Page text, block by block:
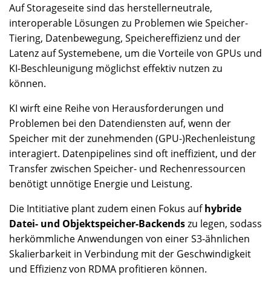
Auf Storageseite sind das herstellerneutrale,
interoperable Lösungen zu Problemen wie Speicher-
Tiering, Datenbewegung, Speichereffizienz und der
Latenz auf Systemebene, um die Vorteile von GPUs und
KI-Beschleunigung möglichst effektiv nutzen zu
können.
KI wirft eine Reihe von Herausforderungen und
Problemen bei den Datendiensten auf, wenn der
Speicher mit der zunehmenden (GPU-)Rechenleistung
interagiert. Datenpipelines sind oft ineffizient, und der
Transfer zwischen Speicher- und Rechenressourcen
benötigt unnötige Energie und Leistung.
Die Intitiative plant zudem einen Fokus aufhybride
Datei- und Objektspeicher-Backendszu legen, sodass
herkömmliche Anwendungen von einer S3-ähnlichen
Skalierbarkeit in Verbindung mit der Geschwindigkeit
und Effizienz von RDMA profitieren können.